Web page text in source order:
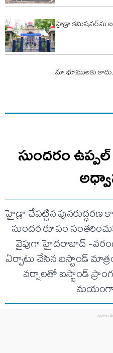
హైడ్రా కమిషనర్‌ను
మా భూములకు
సుందరం
హైడ్రా చేపట్టిన పునరుద్ధరణ
సుందర రూపం
వైపుగా హైదరాబాద్ -
ఏర్పాటు చేసిన బస్టాండ్
వర్షాలతో బస్టాండ్
మయంగా